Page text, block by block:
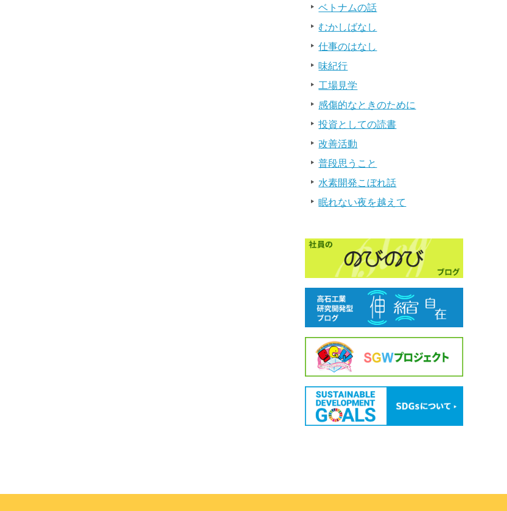
ベトナムの話
むかしばなし
仕事のはなし
味紀行
工場見学
感傷的なときのために
投資としての読書
改善活動
普段思うこと
水素開発こぼれ話
眠れない夜を越えて